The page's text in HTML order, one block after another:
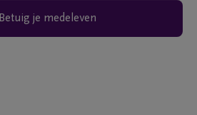
Betuig je medeleven